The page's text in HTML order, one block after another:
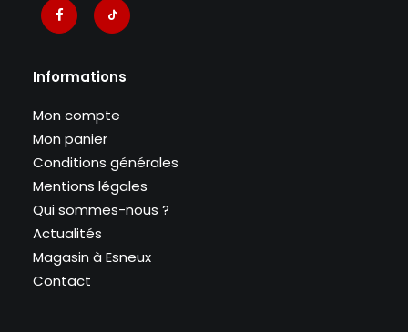
Informations
Mon compte
Mon panier
Conditions générales
Mentions légales
Qui sommes-nous ?
Actualités
Magasin à Esneux
Contact